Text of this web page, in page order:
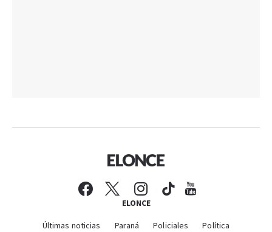
ELONCE
Últimas noticias Paraná Policiales
Política